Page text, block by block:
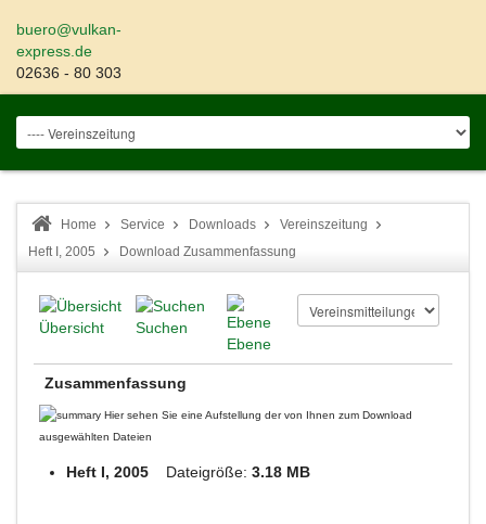
buero@vulkan-
express.de
02636 - 80 303
Home Service Downloads
Vereinszeitung
Heft I, 2005
Download Zusammenfassung
Übersicht
Suchen
Ebene
Zusammenfassung
Hier sehen Sie eine Aufstellung der von Ihnen zum Download
ausgewählten Dateien
Heft I, 2005 Dateigröße: 3.18 MB